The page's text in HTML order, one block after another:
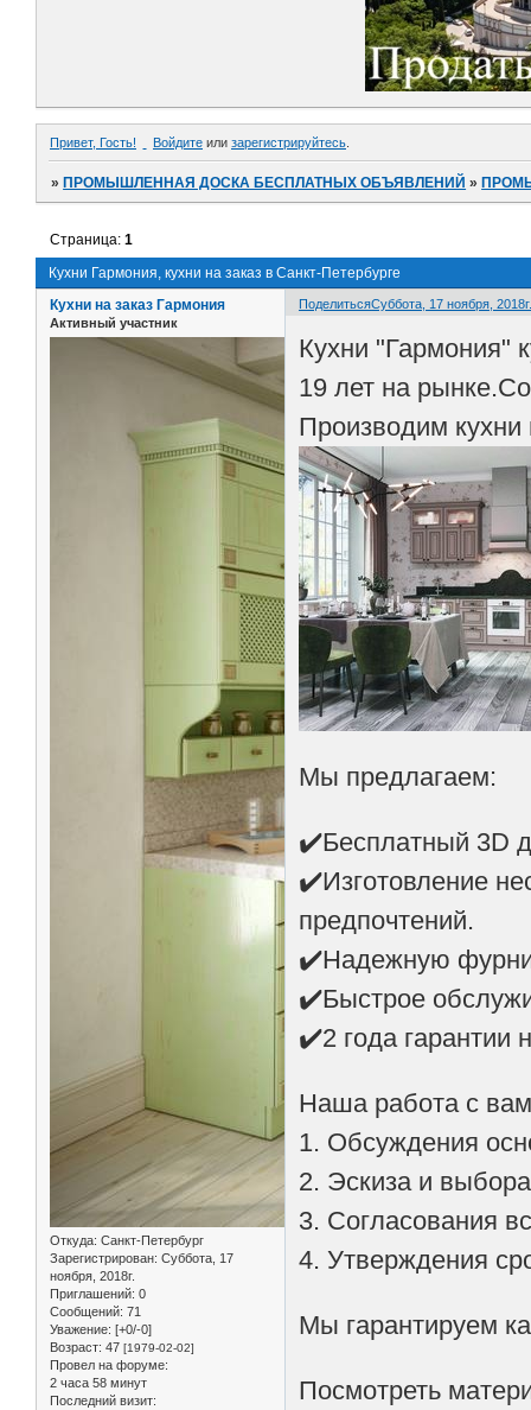
Привет, Гость! Войдите или зарегистрируйтесь
»ПРОМЫШЛЕННАЯ ДОСКА БЕСПЛАТНЫХ ОБЪЯВЛЕНИЙ »
Кухни Гармония, кухни на заказ в Санкт-Петербурге
Страница:1
ПоделитьсяСуббота, 17 ноября,
Кухни на заказ Гармония
Активный участник
Откуда: Санкт-Петербург
Зарегистрирован: Суббота, 17
ноября, 2018г.
Приглашений: 0
Сообщений: 71
Уважение: [+0/-0]
Возраст: 47 [1979-02-02]
Провел на форуме:
2 часа 58 минут
Последний визит:
Кухни "Гармония"
19 лет на
Производим
Мы предлагаем:
✔️Бесплатный 3D
✔️Изготовление
предпочтений.
✔️Надежную
✔️Быстрое
✔️2 года гарантии
Наша работа с
1. Обсуждения
2. Эскиза и
3. Согласования
4. Утверждения
Мы гарантируем
Посмотреть